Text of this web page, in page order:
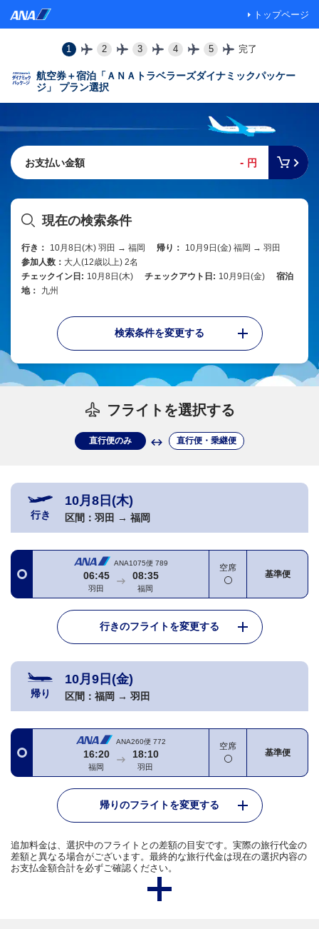
トップページ
1 2 3 4 5 完了
航空券＋宿泊「ＡＮＡトラベラーズダイナミックパッケー
ジ」 プラン選択
お支払い金額 - 円
現在の検索条件
行き： 10月8日(木) 羽田 → 福岡 帰り：
10月9日(金) 福岡 → 羽田
参加人数： 大人(12歳以上) 2名
チェックイン日: 10月8日(木) チェックアウト日: 10月9日(金)
宿泊
地：
九州
検索条件を変更する
フライトを選択する
直行便のみ 直行便・乗継便
行き
10月8日(木)
区間： 羽田 → 福岡
ANA1075便 789
06:45
羽田
08:35
福岡
空席
基準便
行きのフライトを変更する
帰り
10月9日(金)
区間： 福岡 → 羽田
ANA260便 772
16:20
福岡
18:10
羽田
空席
基準便
帰りのフライトを変更する
追加料金は、選択中のフライトとの差額の目安です。実際の旅行代金の
差額と異なる場合がございます。最終的な旅行代金は現在の選択内容の
お支払金額合計を必ずご確認ください。